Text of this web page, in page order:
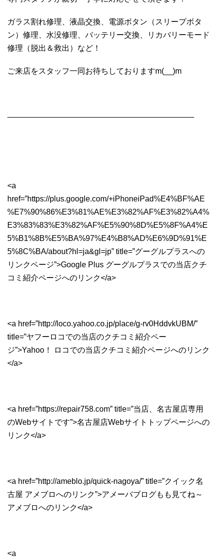
ガラス割れ修理、液晶交換、電源ボタン（スリープボタ
ン）修理、水没修理、バッテリー交換、リカバリーモード
修理（脱出＆救出）など！
ご来店をスタッフ一同お待ちしておりますm(__)m
————————————————————————
<a
href=”https://plus.google.com/+iPhoneiPad%E4%BF%AE
%E7%90%86%E3%81%AE%E3%82%AF%E3%82%A4%
E3%83%83%E3%82%AF%E5%90%8D%E5%8F%A4%E
5%B1%8B%E5%BA%97%E4%B8%AD%E6%9D%91%E
5%8C%BA/about?hl=ja&gl=jp” title=”グーグルプラスへの
リンクページ”>Google Plus グーグルプラスでの当店クチ
コミ紹介ページへのリンク</a>
<a href=”http://loco.yahoo.co.jp/place/g-rv0HddvkUBM/”
title=”ヤフーロコでの当店のクチコミ紹介ペー
ジ”>Yahoo！ ロコでの当店クチコミ紹介ページへのリンク
</a>
<a href=”https://repair758.com” title=”当店、名古屋店専用
のWebサイトです”>名古屋店Webサイトトップページへの
リンク</a>
<a href=”http://ameblo.jp/quick-nagoya/” title=”クイック名
古屋 アメブロへのリンク”>アメーバブログもも見てね～
アメブロへのリンク</a>
<a